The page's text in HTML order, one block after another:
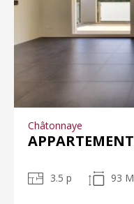
Châtonnaye
APPARTEMENT
3.5 p 93 M